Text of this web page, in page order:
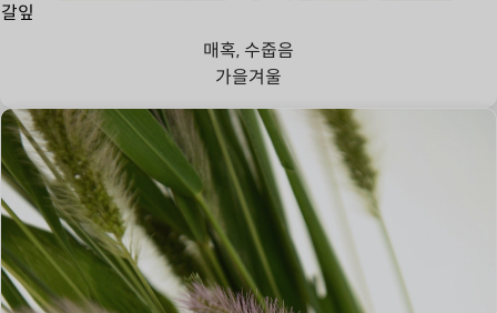
갈잎
매혹, 수줍음
가을겨울